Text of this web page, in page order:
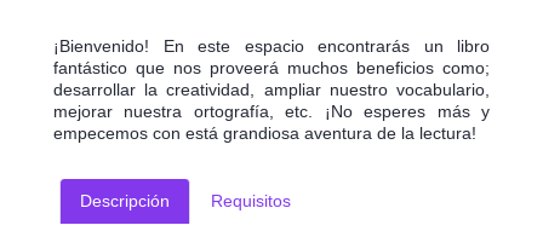
¡Bienvenido! En este espacio encontrarás un libro
fantástico que nos proveerá muchos beneficios como;
desarrollar la creatividad, ampliar nuestro vocabulario,
mejorar nuestra ortografía, etc. ¡No esperes más y
empecemos con está grandiosa aventura de la lectura!
Descripción Requisitos